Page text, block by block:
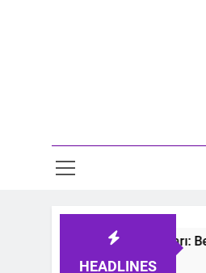
HEADLINES
Bebek Uyku Tulumları: